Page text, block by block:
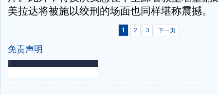
美拉达将被施以绞刑的场面也同样堪称震撼。
1 2 3 下一页
免责声明
-